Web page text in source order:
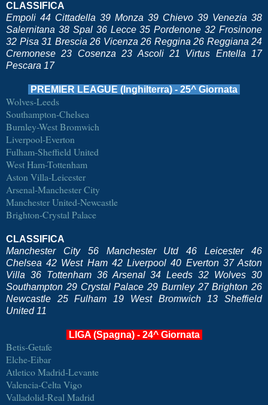
CLASSIFICA
Empoli 44 Cittadella 39 Monza 39 Chievo 39 Venezia 38
Salernitana 38 Spal 36 Lecce 35 Pordenone 32 Frosinone
32 Pisa 31 Brescia 26 Vicenza 26 Reggina 26 Reggiana 24
Cremonese 23 Cosenza 23 Ascoli 21 Virtus Entella 17
Pescara 17
PREMIER LEAGUE (Inghilterra) - 25^ Giornata
Wolves-Leeds
Southampton-Chelsea
Burnley-West Bromwich
Liverpool-Everton
Fulham-Sheffield United
West Ham-Tottenham
Aston Villa-Leicester
Arsenal-Manchester City
Manchester United-Newcastle
Brighton-Crystal Palace
CLASSIFICA
Manchester City 56 Manchester Utd 46 Leicester 46
Chelsea 42 West Ham 42 Liverpool 40 Everton 37 Aston
Villa 36 Tottenham 36 Arsenal 34 Leeds 32 Wolves 30
Southampton 29 Crystal Palace 29 Burnley 27 Brighton 26
Newcastle 25 Fulham 19 West Bromwich 13 Sheffield
United 11
LIGA (Spagna) - 24^ Giornata
Betis-Getafe
Elche-Eibar
Atletico Madrid-Levante
Valencia-Celta Vigo
Valladolid-Real Madrid